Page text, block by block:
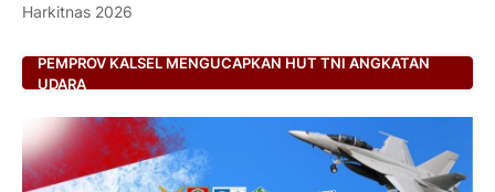
Harkitnas 2026
PEMPROV KALSEL MENGUCAPKAN HUT TNI ANGKATAN
UDARA